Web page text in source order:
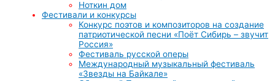
Ноткин дом
Фестивали и конкурсы
Конкурс поэтов и композиторов на создание
патриотической песни «Поёт Сибирь – звучит
Россия»
Фестиваль русской оперы
Международный музыкальный фестиваль
«Звезды на Байкале»